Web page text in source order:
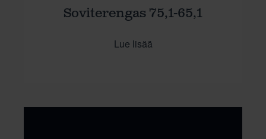
Soviterengas 75,1-65,1
Lue lisää